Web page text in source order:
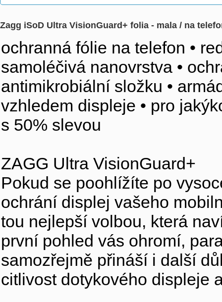
Zagg iSoD Ultra VisionGuard+ folia - mala / na
ochranná fólie na telefon •
samoléčivá nanovrstva •
antimikrobiální složku •
vzhledem displeje • pro
s 50% slevou
ZAGG Ultra VisionGuard+
Pokud se poohlížíte po
ochrání displej vašeho
tou nejlepší volbou, která
první pohled vás ohromí,
samozřejmě přináší i další
citlivost dotykového displeje